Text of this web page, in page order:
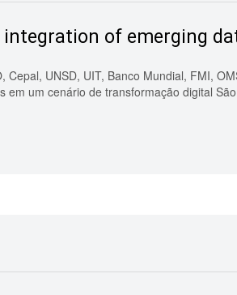
of emerging
UNSD, UIT, Banco Mundial, FMI,
um cenário de transformação digital